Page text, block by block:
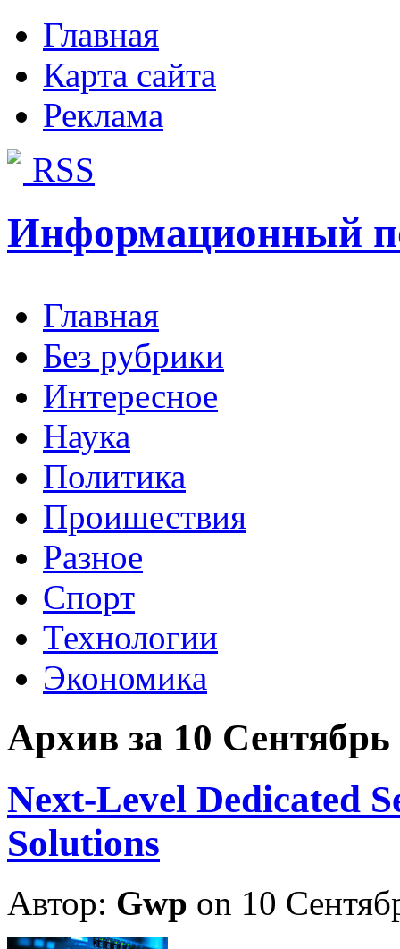
Главная
Карта сайта
Реклама
RSS
Информационный
Главная
Без рубрики
Интересное
Наука
Политика
Проишествия
Разное
Спорт
Технологии
Экономика
Архив за 10 Сентябрь
Next-Level Dedicated
Solutions
Автор: Gwp on 10